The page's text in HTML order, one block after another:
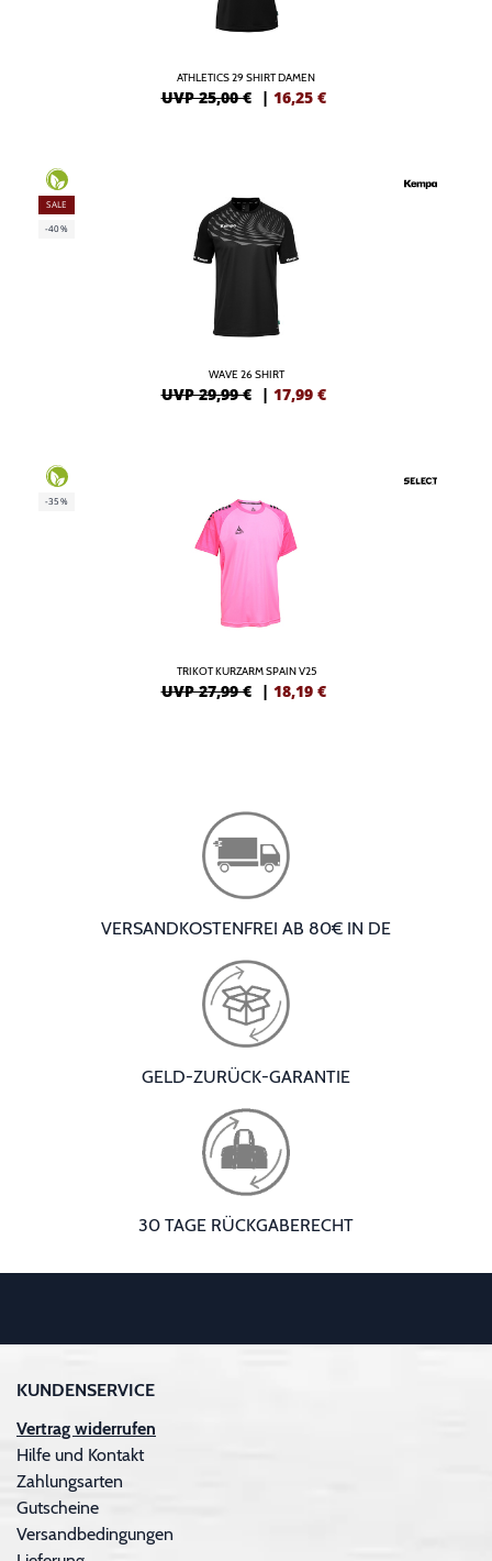
ATHLETICS 29 SHIRT DAMEN
UVP 25,00 € | 16,25 €
SALE
-40%
WAVE 26 SHIRT
UVP 29,99 € | 17,99 €
-35%
TRIKOT KURZARM SPAIN V25
UVP 27,99 € | 18,19 €
VERSANDKOSTENFREI AB 80€ IN DE
GELD-ZURÜCK-GARANTIE
30 TAGE RÜCKGABERECHT
KUNDENSERVICE
Vertrag widerrufen
Hilfe und Kontakt
Zahlungsarten
Gutscheine
Versandbedingungen